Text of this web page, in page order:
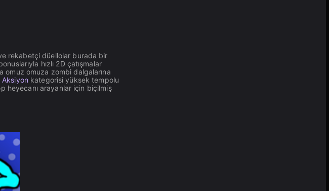
rekabetçi düellolar burada bir
hızlı 2D çatışmalar
omuz omuza zombi dalgalarına
Aksiyon kategorisi yüksek tempolu
heyecanı arayanlar için biçilmiş